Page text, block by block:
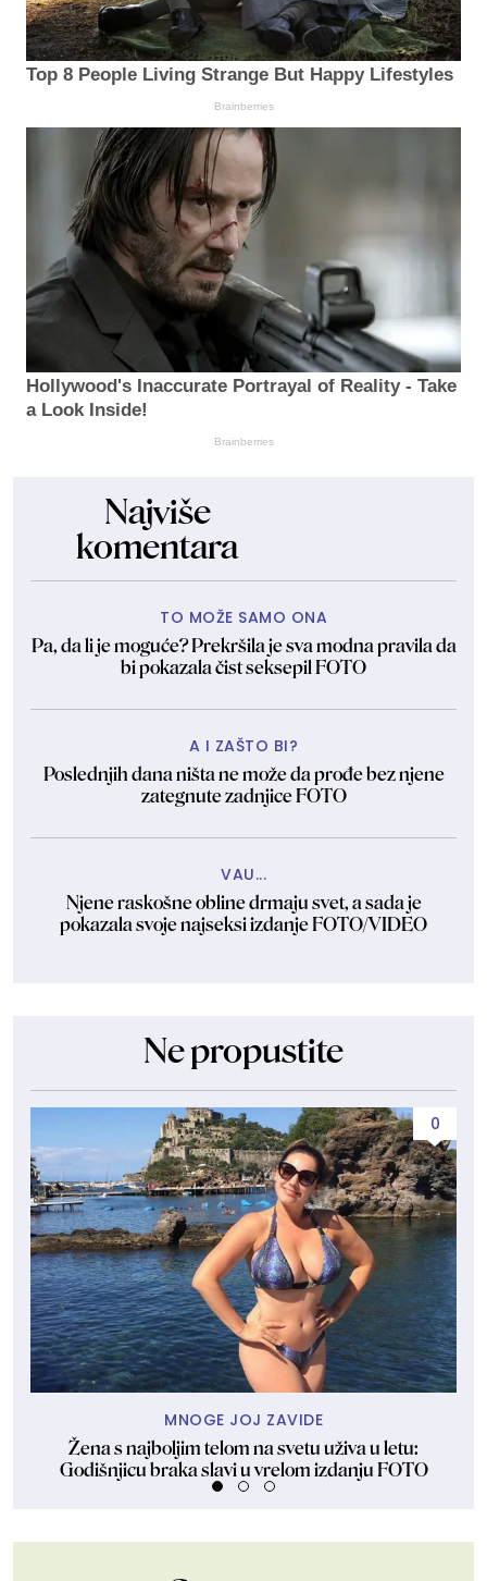
Top 8 People Living Strange But Happy Lifestyles
Brainberries
Hollywood's Inaccurate Portrayal of Reality - Take
a Look Inside!
Brainberries
Najviše
komentara
TO MOŽE SAMO ONA
Pa, da li je moguće? Prekršila je sva modna pravila da
bi pokazala čist seksepil FOTO
A I ZAŠTO BI?
Poslednjih dana ništa ne može da prođe bez njene
zategnute zadnjice FOTO
VAU...
Njene raskošne obline drmaju svet, a sada je
pokazala svoje najseksi izdanje FOTO/VIDEO
Ne propustite
0
MNOGE JOJ ZAVIDE
Žena s najboljim telom na svetu uživa u letu:
Godišnjicu braka slavi u vrelom izdanju FOTO